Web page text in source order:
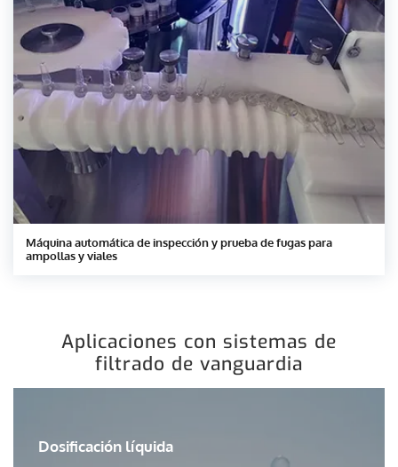
Máquina automática de inspección y prueba de fugas para
ampollas y viales
Aplicaciones con sistemas de
filtrado de vanguardia
Dosificación líquida